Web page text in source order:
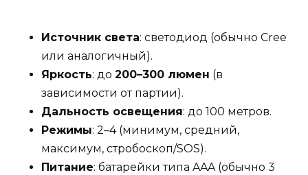
Источник света: светодиод (обычно Cree
или аналогичный).
Яркость: до 200–300 люмен (в
зависимости от партии).
Дальность освещения: до 100 метров.
Режимы: 2–4 (минимум, средний,
максимум, стробоскоп/SOS).
Питание: батарейки типа AAA (обычно 3